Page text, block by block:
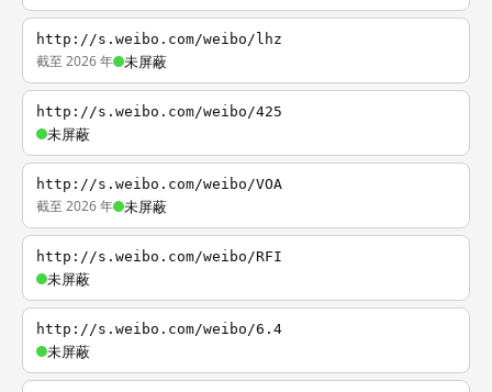
http://s.weibo.com/weibo/lhz
截至 2026 年 未屏蔽
http://s.weibo.com/weibo/425
未屏蔽
http://s.weibo.com/weibo/VOA
截至 2026 年 未屏蔽
http://s.weibo.com/weibo/RFI
未屏蔽
http://s.weibo.com/weibo/6.4
未屏蔽